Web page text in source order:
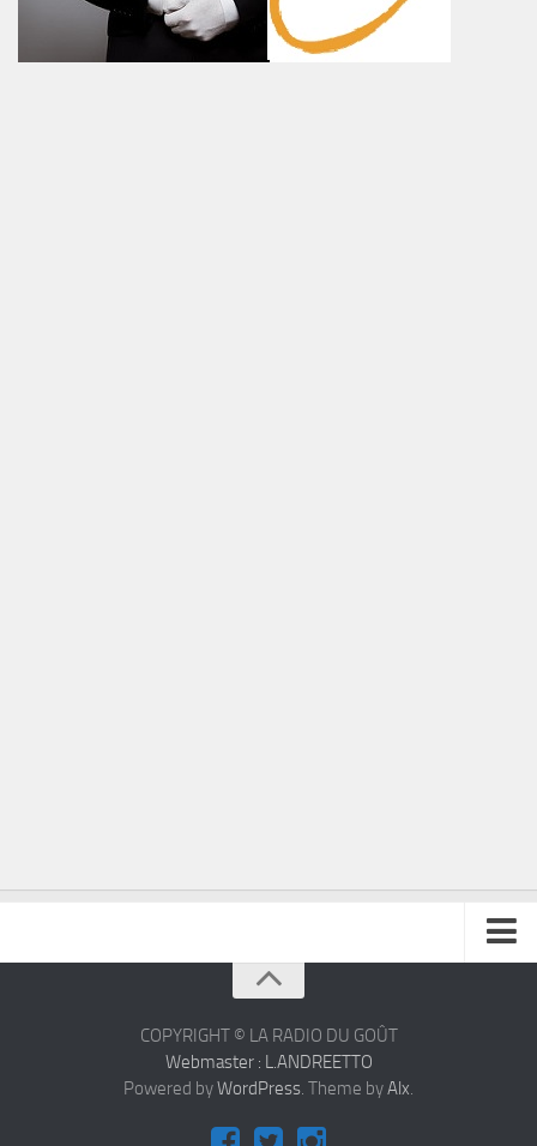
COPYRIGHT © LA RADIO DU GOÛT
Webmaster : L.ANDREETTO
Powered byWordPress . Theme byAlx